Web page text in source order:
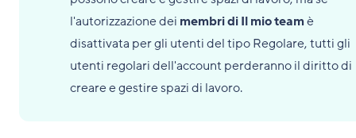
l'autorizzazione dei membri di Il mio teamè
disattivata per gli utenti del tipo Regolare, tutti gli
utenti regolari dell'account perderanno il diritto di
creare e gestire spazi di lavoro.